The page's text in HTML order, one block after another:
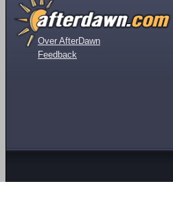
Over AfterDawn
Feedback